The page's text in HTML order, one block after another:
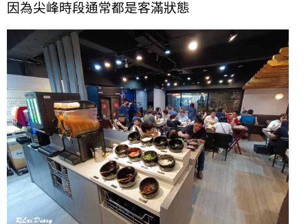
因為尖峰時段通常都是客滿狀態